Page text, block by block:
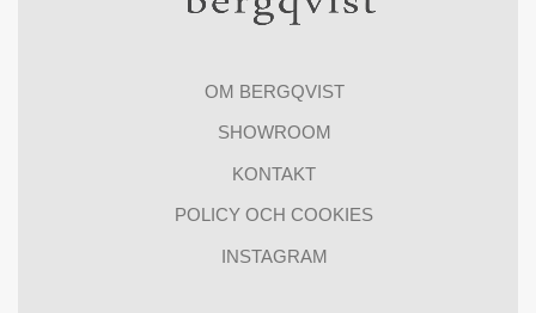
OM BERGQVIST
SHOWROOM
KONTAKT
POLICY OCH COOKIES
INSTAGRAM